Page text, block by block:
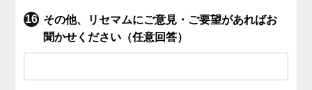
その他、リセマムにご意見・ご要望があればお
聞かせください（任意回答）